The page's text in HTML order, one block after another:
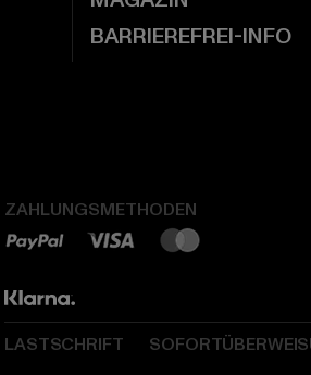
BARRIEREFREI-INFO
ZAHLUNGSMETHODEN
LASTSCHRIFT